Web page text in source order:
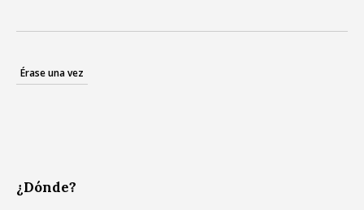
Érase una vez
¿Dónde?